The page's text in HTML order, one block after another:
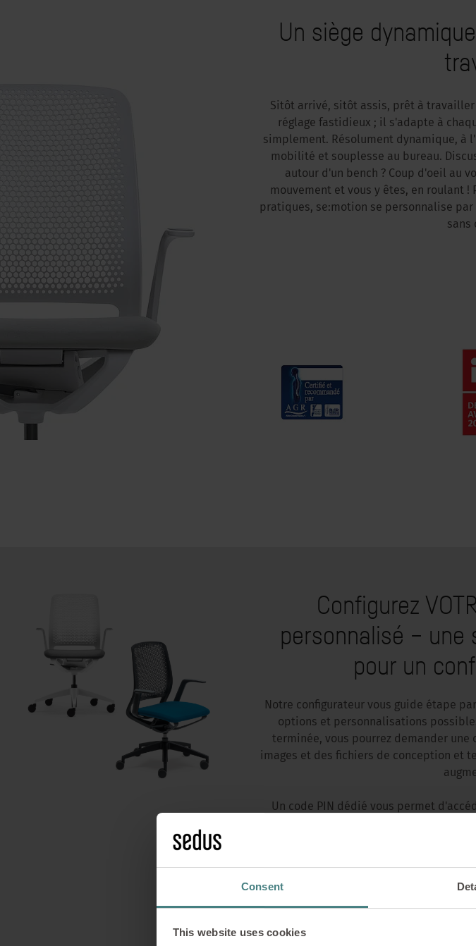
Consent
This website uses cookies
Un siège
Sitôt arrivé, sitôt assis, prêt à
réglage fastidieux ; il s'adapte à
simplement. Résolument dynamique, à
mobilité et souplesse au bureau.
autour d'un bench ? Coup d'oeil au
mouvement et vous y êtes, en roulant
pratiques, se:motion se personnalise
sans
Configurez
personnalisé – une
pour un
Notre configurateur vous guide étape
options et personnalisations
terminée, vous pourrez demander une
images et des fichiers de conception et
Un code PIN dédié vous permet